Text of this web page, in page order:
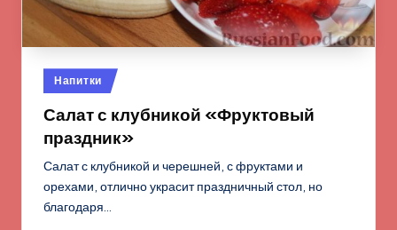
Опубликовано
в
Напитки
Салат с клубникой «Фруктовый
праздник»
Салат с клубникой и черешней, с фруктами и
орехами, отлично украсит праздничный стол, но
благодаря…